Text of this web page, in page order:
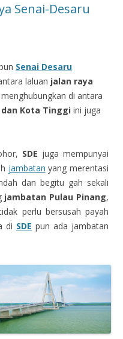
Senai-Desaru
Senai Desaru
laluan jalan raya
di antara
dan Kota Tinggi ini juga
SDE juga mempunyai
jambatan yang merentasi
dan begitu gah sekali
jambatan Pulau Pinang,
perlu bersusah payah
di SDE pun ada jambatan